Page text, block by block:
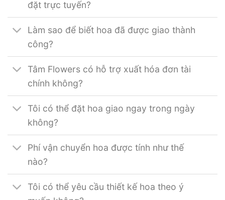
đặt trực tuyến?
Làm sao để biết hoa đã được giao thành
công?
Tâm Flowers có hỗ trợ xuất hóa đơn tài
chính không?
Tôi có thể đặt hoa giao ngay trong ngày
không?
Phí vận chuyển hoa được tính như thế
nào?
Tôi có thể yêu cầu thiết kế hoa theo ý